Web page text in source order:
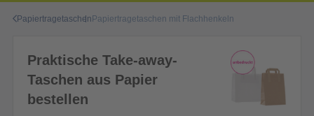
PapiertragetaschenPapiertragetaschen mit Flachhenkeln
Praktische Take-away-
Taschen aus Papier
bestellen